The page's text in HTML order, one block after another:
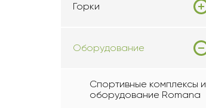
Горки
Оборудование
Спортивные комплексы и
оборудование Romana